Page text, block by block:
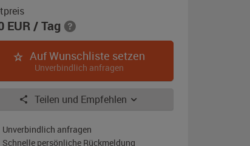
EUR/ Tag
Auf Wunschliste setzen
Unverbindlich anfragen
Teilen und Empfehlen
Unverbindlich anfragen
Schnelle persönliche Rückmeldung